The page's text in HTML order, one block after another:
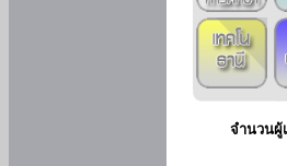
จำนวนผู้